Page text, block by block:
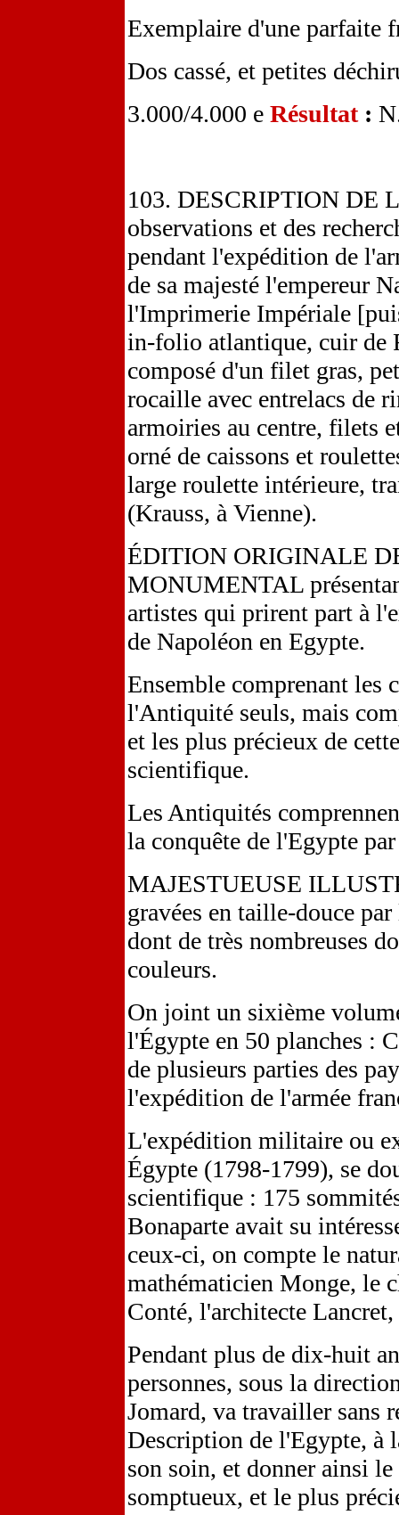
Exemplaire d'une parfaite
Dos cassé, et petites
3.000/4.000 e Résultat:
103. DESCRIPTION DE
observations et des
pendant l'expédition de
de sa majesté l'empereur
l'Imprimerie Impériale
in-folio atlantique, cuir de
composé d'un filet gras,
rocaille avec entrelacs de
armoiries au centre, filets
orné de caissons et
large roulette intérieure,
(Krauss, à Vienne).
ÉDITION ORIGINALE
MONUMENTAL
artistes qui prirent part à
de Napoléon en Egypte.
Ensemble comprenant les
l'Antiquité seuls, mais
et les plus précieux de
scientifique.
Les Antiquités
la conquête de l'Egypte par
MAJESTUEUSE
gravées en taille-douce
dont de très nombreuses
couleurs.
On joint un sixième
l'Égypte en 50 planches :
de plusieurs parties des
l'expédition de l'armée
L'expédition militaire ou
Égypte (1798-1799), se
scientifique : 175
Bonaparte avait su
ceux-ci, on compte le
mathématicien Monge, le
Conté, l'architecte Lancret,
Pendant plus de dix-huit
personnes, sous la
Jomard, va travailler sans
Description de l'Egypte, à
son soin, et donner ainsi
somptueux, et le plus